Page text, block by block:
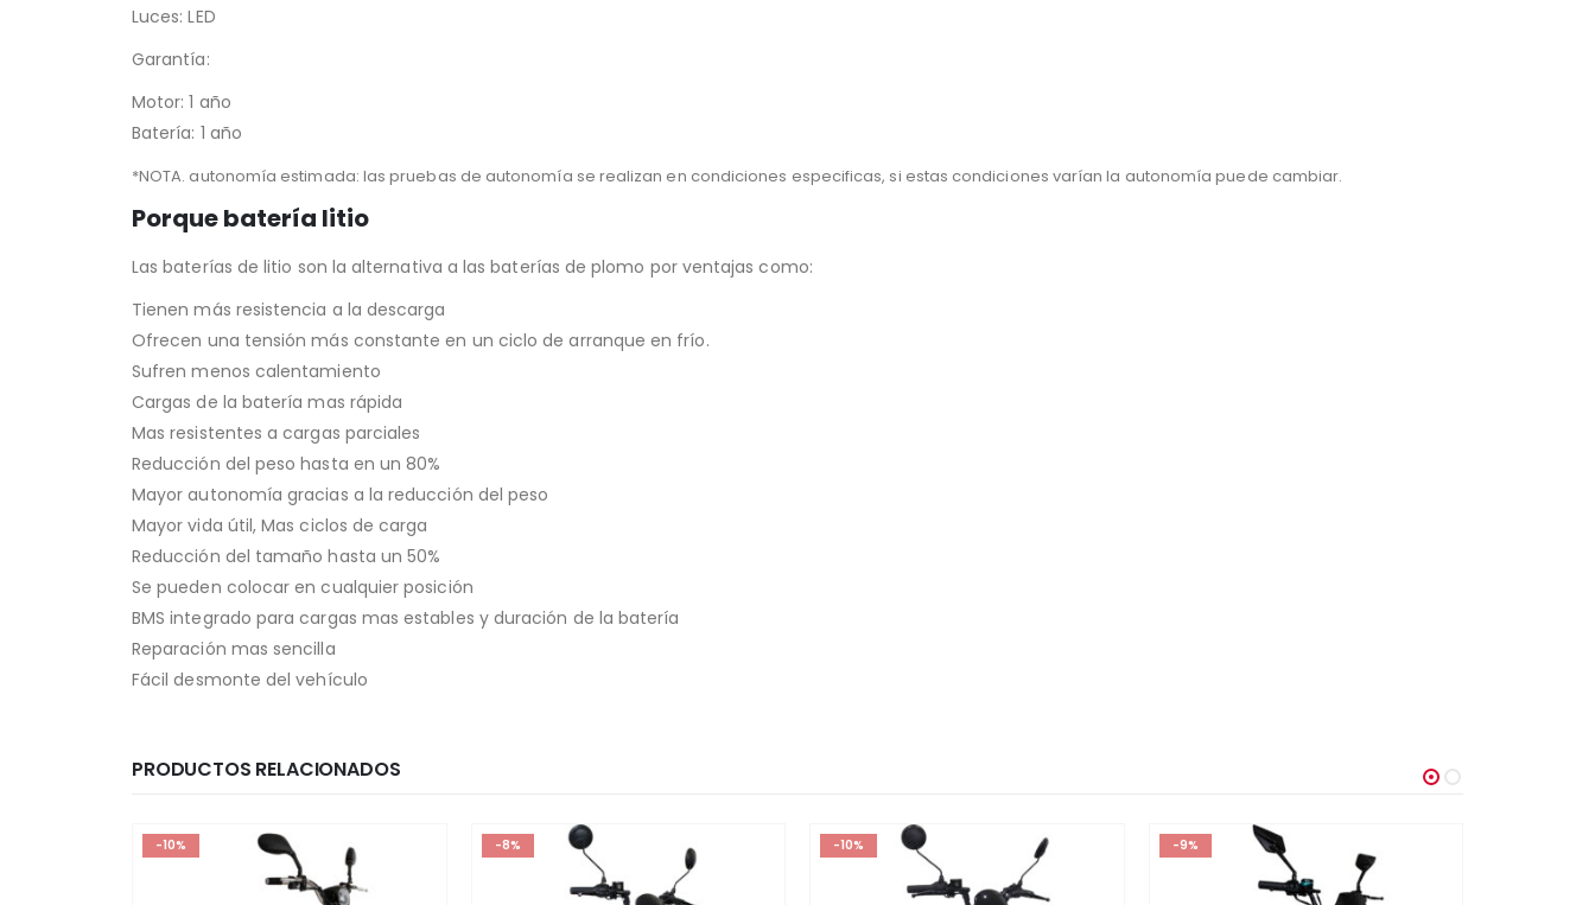
Luces: LED
Garantía:
Motor: 1 año
Batería: 1 año
*NOTA. autonomía estimada: las pruebas de autonomía se realizan en condiciones especificas, si estas condiciones varían la autonomía puede cambiar.
Porque batería litio
Las baterías de litio son la alternativa a las baterías de plomo por ventajas como:
Tienen más resistencia a la descarga
Ofrecen una tensión más constante en un ciclo de arranque en frío.
Sufren menos calentamiento
Cargas de la batería mas rápida
Mas resistentes a cargas parciales
Reducción del peso hasta en un 80%
Mayor autonomía gracias a la reducción del peso
Mayor vida útil, Mas ciclos de carga
Reducción del tamaño hasta un 50%
Se pueden colocar en cualquier posición
BMS integrado para cargas mas estables y duración de la batería
Reparación mas sencilla
Fácil desmonte del vehículo
PRODUCTOS RELACIONADOS
-10% -8% -10% -9%